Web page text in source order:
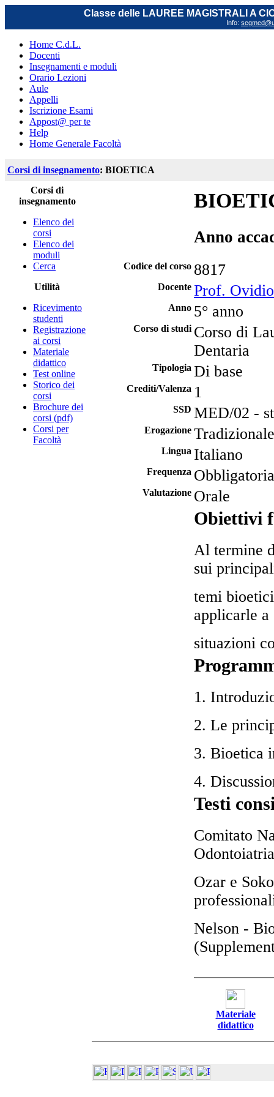
Classe delle LAUREE MAGISTRALI A
Info:
Home C.d.L.
Docenti
Insegnamenti e moduli
Orario Lezioni
Aule
Appelli
Iscrizione Esami
Appost@ per te
Help
Home Generale Facoltà
Corsi di insegnamento: BIOETICA
Corsi di
insegnamento
Elenco dei
corsi
Elenco dei
moduli
Cerca
Utilità
Ricevimento
studenti
Registrazione
ai corsi
Materiale
didattico
Test online
Storico dei
corsi
Brochure dei
corsi (pdf)
Corsi per
Facoltà
Anno
Codice del corso 8817
Docente Prof.
Anno 5° anno
Corso di studi Corso di
Dentaria
Tipologia Di base
Crediti/Valenza 1
SSD MED/02 -
Erogazione Tradizionale
Lingua Italiano
Frequenza Obbligatoria
Valutazione Orale
Obiettivi
Al termine
sui
temi
applicarle a
situazioni
1.
2. Le
3. Bioetica
4.
Testi
Comitato
Ozar e
Nelson -
Materiale
didattico